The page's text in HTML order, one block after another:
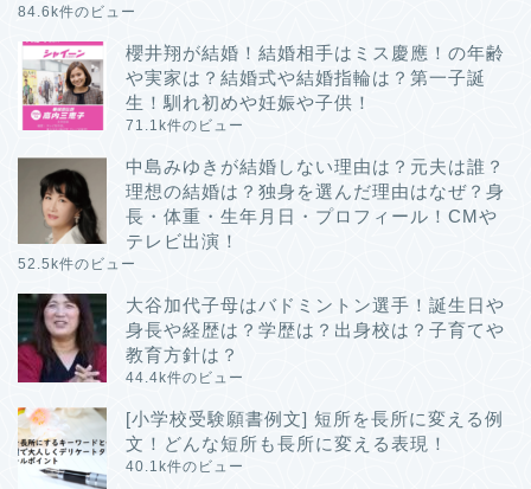
84.6k件のビュー
櫻井翔が結婚！結婚相手はミス慶應！の年齢
や実家は？結婚式や結婚指輪は？第一子誕
生！馴れ初めや妊娠や子供！
71.1k件のビュー
中島みゆきが結婚しない理由は？元夫は誰？
理想の結婚は？独身を選んだ理由はなぜ？身
長・体重・生年月日・プロフィール！CMや
テレビ出演！
52.5k件のビュー
大谷加代子母はバドミントン選手！誕生日や
身長や経歴は？学歴は？出身校は？子育てや
教育方針は？
44.4k件のビュー
[小学校受験願書例文] 短所を長所に変える例
文！どんな短所も長所に変える表現！
40.1k件のビュー